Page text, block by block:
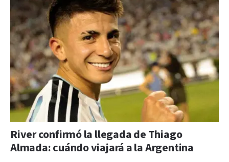
River confirmó la llegada de Thiago
Almada: cuándo viajará a la Argentina